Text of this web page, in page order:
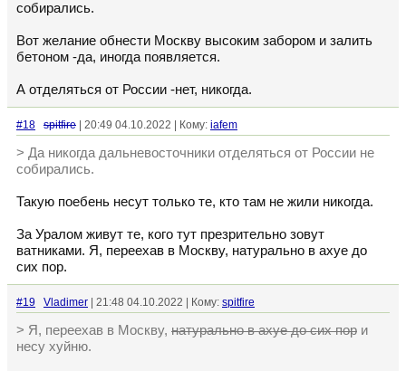
собирались.
Вот желание обнести Москву высоким забором и залить
бетоном -да, иногда появляется.
А отделяться от России -нет, никогда.
#18 spitfire | 20:49 04.10.2022 | Кому: iafem
> Да никогда дальневосточники отделяться от России не
собирались.
Такую поебень несут только те, кто там не жили никогда.
За Уралом живут те, кого тут презрительно зовут
ватниками. Я, переехав в Москву, натурально в ахуе до
сих пор.
#19 Vladimer | 21:48 04.10.2022 | Кому: spitfire
> Я, переехав в Москву, натурально в ахуе до сих пор и
несу хуйню.